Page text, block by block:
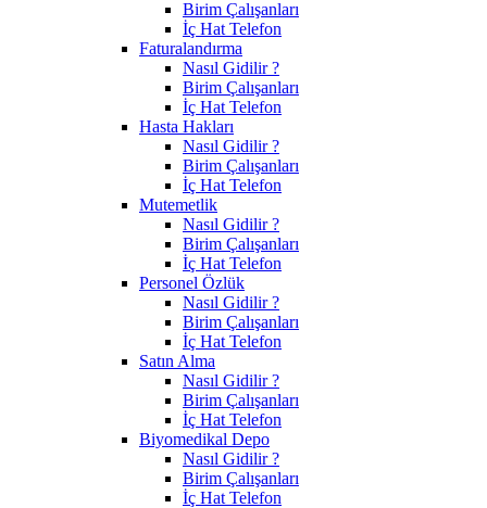
Birim Çalışanları
İç Hat Telefon
Faturalandırma
Nasıl Gidilir ?
Birim Çalışanları
İç Hat Telefon
Hasta Hakları
Nasıl Gidilir ?
Birim Çalışanları
İç Hat Telefon
Mutemetlik
Nasıl Gidilir ?
Birim Çalışanları
İç Hat Telefon
Personel Özlük
Nasıl Gidilir ?
Birim Çalışanları
İç Hat Telefon
Satın Alma
Nasıl Gidilir ?
Birim Çalışanları
İç Hat Telefon
Biyomedikal Depo
Nasıl Gidilir ?
Birim Çalışanları
İç Hat Telefon